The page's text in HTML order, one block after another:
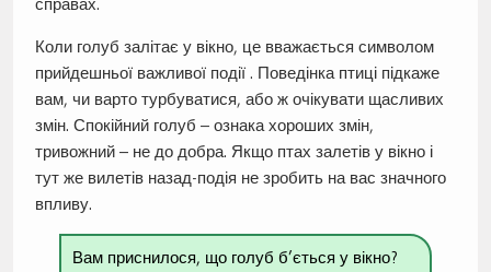
Коли голуб залітає у вікно, це вважається символом
прийдешньої важливої події . Поведінка птиці підкаже
вам, чи варто турбуватися, або ж очікувати щасливих
змін. Спокійний голуб – ознака хороших змін,
тривожний – не до добра. Якщо птах залетів у вікно і
тут же вилетів назад-подія не зробить на вас значного
впливу.
Вам приснилося, що голуб б’ється у вікно?